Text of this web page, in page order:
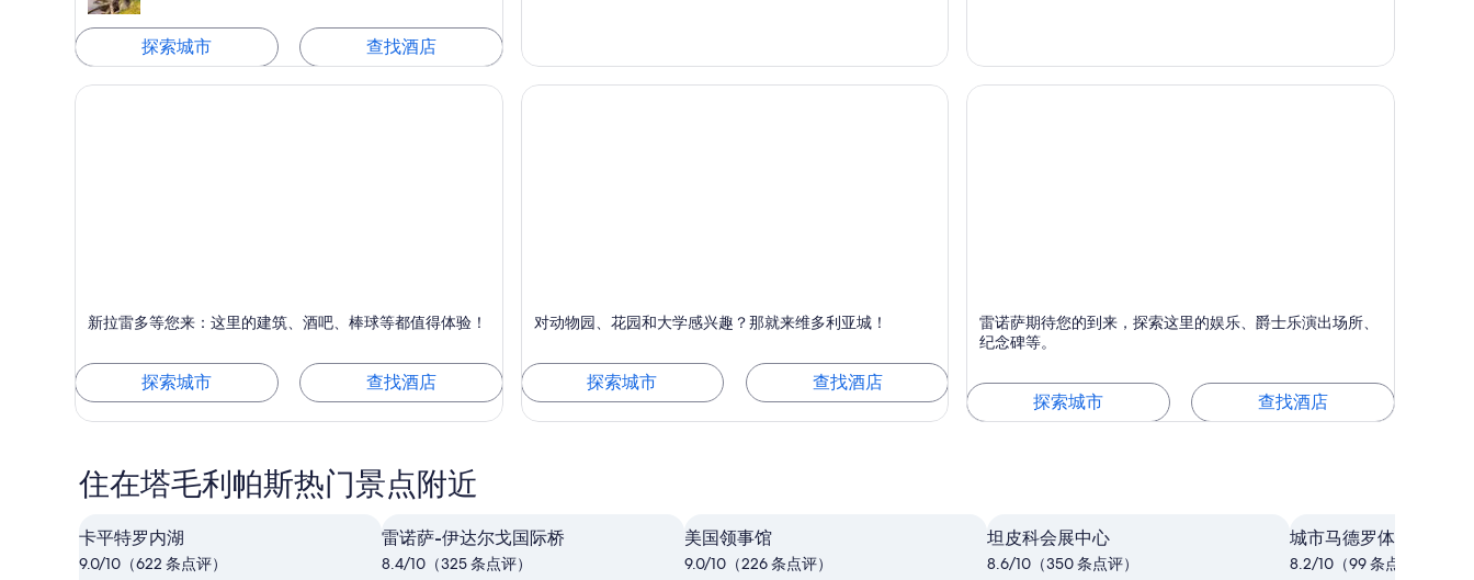
探索城市 查找酒店
新拉雷多
以购物、登岸游览和适合家庭而闻名
新拉雷多等您来：这里的建筑、酒吧、棒球等都值得体验！
探索城市 查找酒店
维多利亚城
以节庆活动、动物园和花园而闻名
对动物园、花园和大学感兴趣？那就来维多利亚城！
探索城市 查找酒店
雷诺萨
以娱乐、舞蹈和爵士乐而闻名
雷诺萨期待您的到来，探索这里的娱乐、爵士乐演出场所、
纪念碑等。
探索城市 查找酒店
住在塔毛利帕斯热门景点附近
卡平特罗内湖
9.0/10（622 条点评）
雷诺萨-伊达尔戈国际桥
8.4/10（325 条点评）
美国领事馆
9.0/10（226 条点评）
坦皮科会展中心
8.6/10（350 条点评）
城市马德罗体育单位
8.2/10（99 条点评）